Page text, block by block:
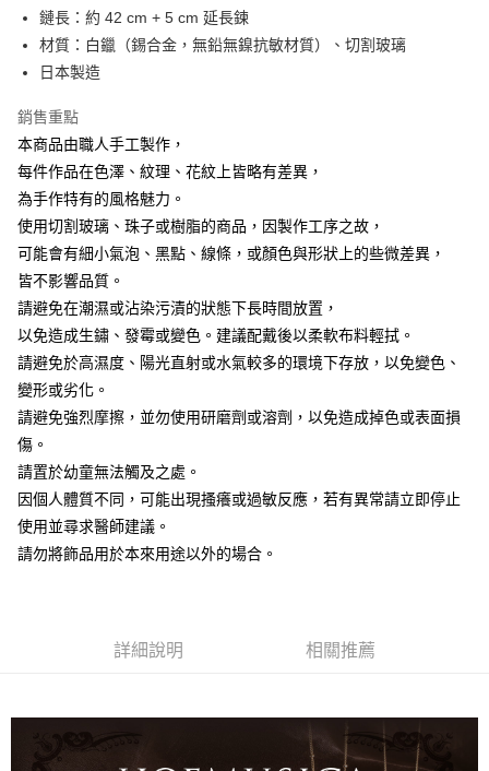
鏈長：約 42 cm + 5 cm 延長鍊
材質：白鑞（錫合金，無鉛無鎳抗敏材質）、切割玻璃
日本製造
銷售重點
本商品由職人手工製作，
每件作品在色澤、紋理、花紋上皆略有差異，
為手作特有的風格魅力。
使用切割玻璃、珠子或樹脂的商品，因製作工序之故，
可能會有細小氣泡、黑點、線條，或顏色與形狀上的些微差異，
皆不影響品質。
請避免在潮濕或沾染污漬的狀態下長時間放置，
以免造成生鏽、發霉或變色。建議配戴後以柔軟布料輕拭。
請避免於高濕度、陽光直射或水氣較多的環境下存放，以免變色、
變形或劣化。
請避免強烈摩擦，並勿使用研磨劑或溶劑，以免造成掉色或表面損
傷。
請置於幼童無法觸及之處。
因個人體質不同，可能出現搔癢或過敏反應，若有異常請立即停止
使用並尋求醫師建議。
請勿將飾品用於本來用途以外的場合。
詳細說明 相關推薦